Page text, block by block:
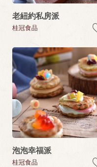
老紐約私房派
桂冠食品
泡泡幸福派
桂冠食品